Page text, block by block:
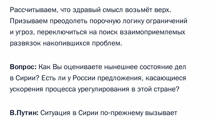
Рассчитываем, что здравый смысл возьмёт верх.
Призываем преодолеть порочную логику ограничений
и угроз, переключиться на поиск взаимоприемлемых
развязок накопившихся проблем.
Вопрос: Как Вы оцениваете нынешнее состояние дел
в Сирии? Есть ли у России предложения, касающиеся
ускорения процесса урегулирования в этой стране?
В.Путин: Ситуация в Сирии по‑прежнему вызывает